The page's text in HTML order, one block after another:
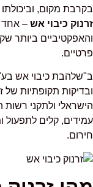
בקרבת מקום, וביכולתו
זרנוק כיבוי אש – אחד
והאפקטיביים ביותר
פרטיים.
ב"שלהבת כיבוי אש
ובדיקות תקופתיות של
הישראלי ולתקני רשות
עמידים, קלים לתפעול
חירום.